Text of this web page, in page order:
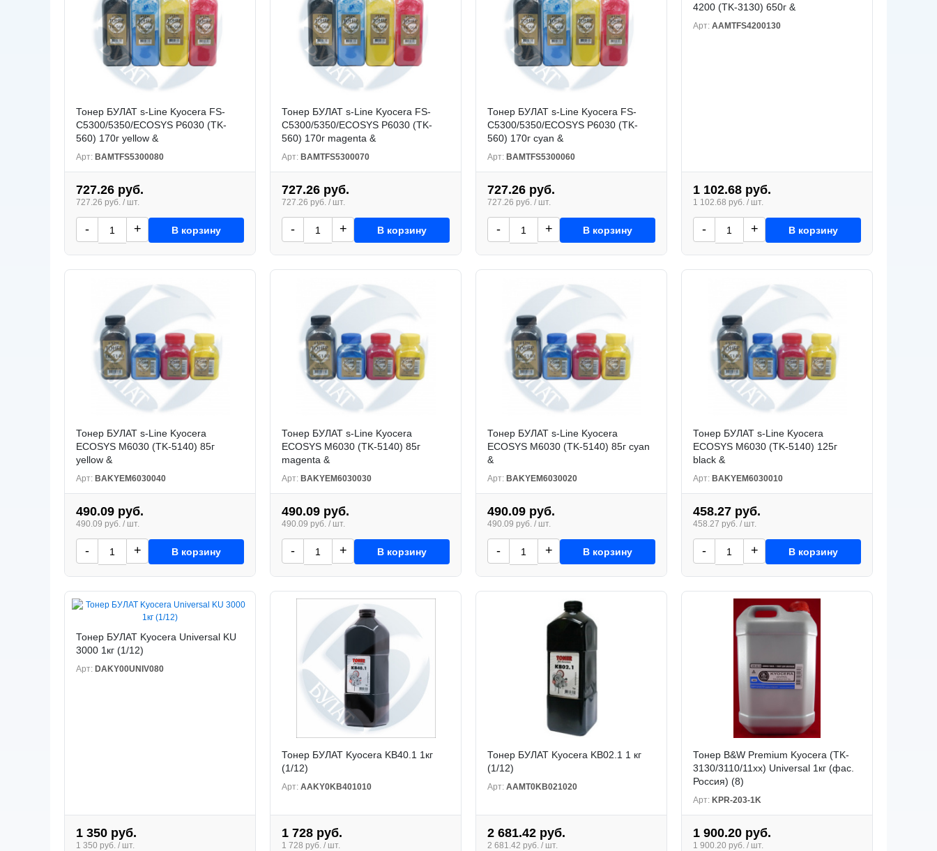
Тонер БУЛАТ s-Line Kyocera FS-
C5300/5350/ECOSYS P6030 (TK-
560) 170г yellow &
Арт: BAMTFS5300080
727.26 руб.
727.26 руб. / шт.
- + В корзину
Тонер БУЛАТ s-Line Kyocera FS-
C5300/5350/ECOSYS P6030 (TK-
560) 170г magenta &
Арт: BAMTFS5300070
727.26 руб.
727.26 руб. / шт.
- + В корзину
Тонер БУЛАТ s-Line Kyocera FS-
C5300/5350/ECOSYS P6030 (TK-
560) 170г cyan &
Арт: BAMTFS5300060
727.26 руб.
727.26 руб. / шт.
- + В корзину
4200 (TK-3130) 650г &
Арт: AAMTFS4200130
1 102.68 руб.
1 102.68 руб. / шт.
- + В корзину
Тонер БУЛАТ s-Line Kyocera
ECOSYS M6030 (TK-5140) 85г
yellow &
Арт: BAKYEM6030040
490.09 руб.
490.09 руб. / шт.
- + В корзину
Тонер БУЛАТ s-Line Kyocera
ECOSYS M6030 (TK-5140) 85г
magenta &
Арт: BAKYEM6030030
490.09 руб.
490.09 руб. / шт.
- + В корзину
Тонер БУЛАТ s-Line Kyocera
ECOSYS M6030 (TK-5140) 85г cyan
&
Арт: BAKYEM6030020
490.09 руб.
490.09 руб. / шт.
- + В корзину
Тонер БУЛАТ s-Line Kyocera
ECOSYS M6030 (TK-5140) 125г
black &
Арт: BAKYEM6030010
458.27 руб.
458.27 руб. / шт.
- + В корзину
Тонер БУЛАТ Kyocera Universal KU
3000 1кг (1/12)
Арт: DAKY00UNIV080
1 350 руб.
1 350 руб. / шт.
Тонер БУЛАТ Kyocera KB40.1 1кг
(1/12)
Арт: AAKY0KB401010
1 728 руб.
1 728 руб. / шт.
Тонер БУЛАТ Kyocera KB02.1 1 кг
(1/12)
Арт: AAMT0KB021020
2 681.42 руб.
2 681.42 руб. / шт.
Тонер B&W Premium Kyocera (TK-
3130/3110/11xx) Universal 1кг (фас.
Россия) (8)
Арт: KPR-203-1K
1 900.20 руб.
1 900.20 руб. / шт.